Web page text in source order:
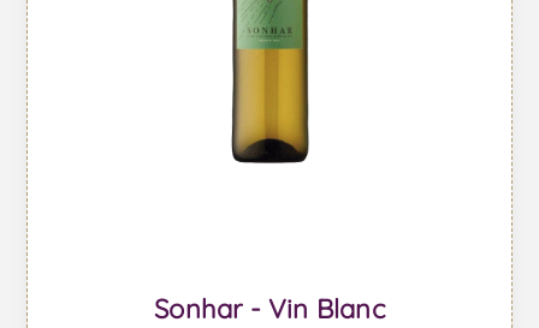
Sonhar - Vin Blanc